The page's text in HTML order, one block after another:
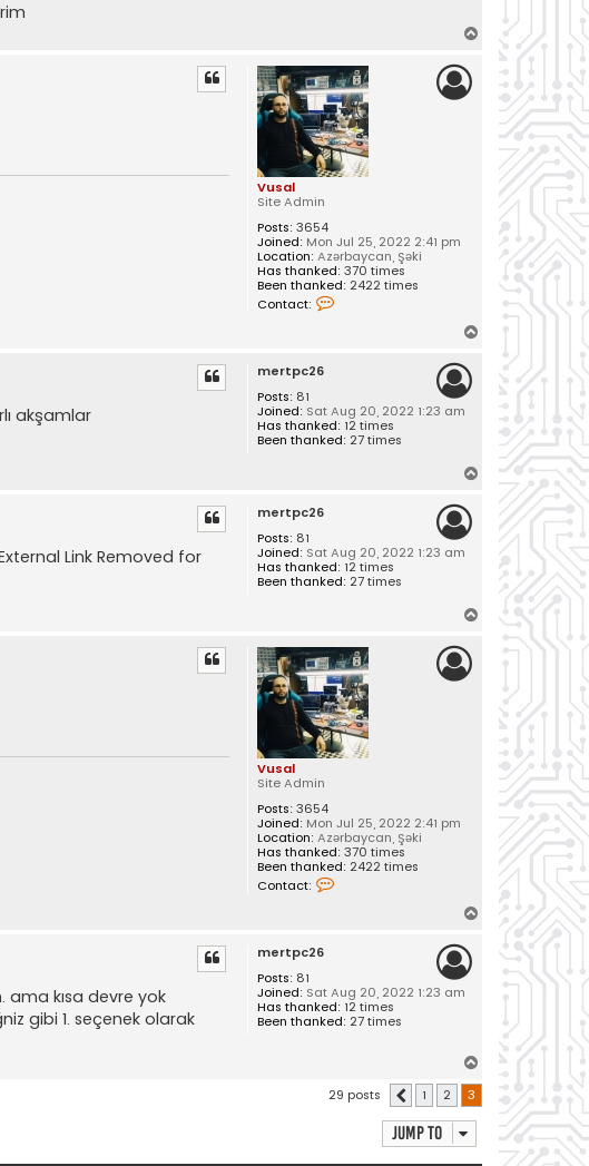
Vusal
Site Admin
Posts: 3654
Joined: Mon Jul 25, 2022 2:41 pm
Location: Azərbaycan, Şəki
Has thanked: 370 times
Been thanked: 2422 times
Contact:
u
s
a
mertpc26
Posts: 81
Joined: Sat Aug 20, 2022 1:23 am
Has thanked: 12 times
Been thanked: 27 times
akşamlar
mertpc26
Posts: 81
Joined: Sat Aug 20, 2022 1:23 am
Has thanked: 12 times
Been thanked: 27 times
Link Removed for
Vusal
Site Admin
Posts: 3654
Joined: Mon Jul 25, 2022 2:41 pm
Location: Azərbaycan, Şəki
Has thanked: 370 times
Been thanked: 2422 times
Contact:
u
s
a
mertpc26
Posts: 81
Joined: Sat Aug 20, 2022 1:23 am
Has thanked: 12 times
Been thanked: 27 times
kısa devre yok
gibi 1. seçenek olarak
o
29 posts Previous
1 2 3
Jump to